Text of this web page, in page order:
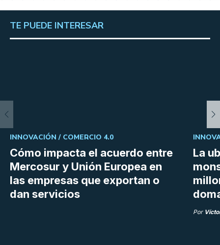
TE PUEDE INTERESAR
Cómo impacta el acuerdo entre
Mercosur y Unión Europea en
las empresas que exportan o
dan servicios
INNOVACIÓN / COMERCIO 4.0
La
Por